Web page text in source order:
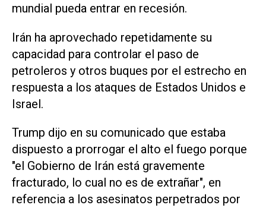
mundial pueda entrar en recesión.
Irán ha aprovechado repetidamente su
capacidad para controlar ⁠el paso de
petroleros y otros buques por el estrecho en
respuesta a los ataques de Estados Unidos e
Israel.
Trump dijo en su comunicado que estaba
dispuesto a prorrogar el alto el fuego porque
"el Gobierno de Irán está gravemente
fracturado, lo cual no es de extrañar", en
referencia a los asesinatos perpetrados por